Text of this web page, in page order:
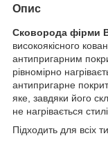
Опис
Сковорода фірми
високоякісного
антипригарним
рівномірно
антипригарне
яке, завдяки його
не нагрівається
Підходить для всіх